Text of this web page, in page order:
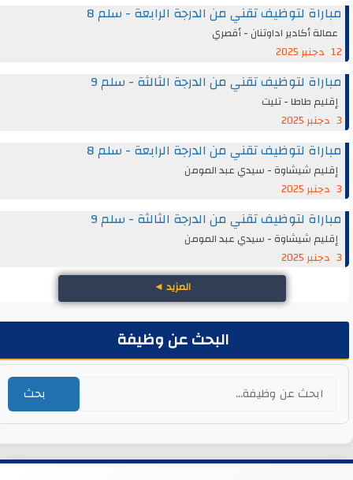
مباراة لتوظيف تقني من الدرجة الرابعة - سلم 8
عمالة أكادير اداوتنان - أقصري
12 دجنبر 2025
مباراة لتوظيف تقني من الدرجة الثالثة - سلم 9
إقليم طاطا - تليت
مباراة لتوظيف تقني من الدرجة الرابعة - سلم 8
إقليم شيشاوة - سيدي عبد المومن
مباراة لتوظيف تقني من الدرجة الثالثة - سلم 9
إقليم شيشاوة - سيدي عبد المومن
المزيد◄
البحث عن وظيفة
بحث